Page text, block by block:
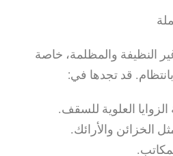
النظيفة والمظلمة، خاصة
بانتظام. قد تجدها في:
العلوية للسقف.
الخزائن والأرائك.